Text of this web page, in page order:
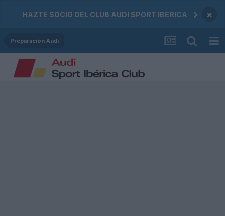
HAZTE SOCIO DEL CLUB AUDI SPORT IBERICA ×
Preparación Audi